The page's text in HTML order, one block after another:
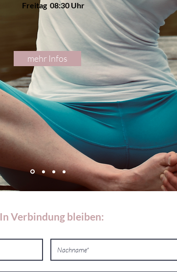
Freitag 08:30 Uhr
mehr Infos
In Verbindung bleiben: